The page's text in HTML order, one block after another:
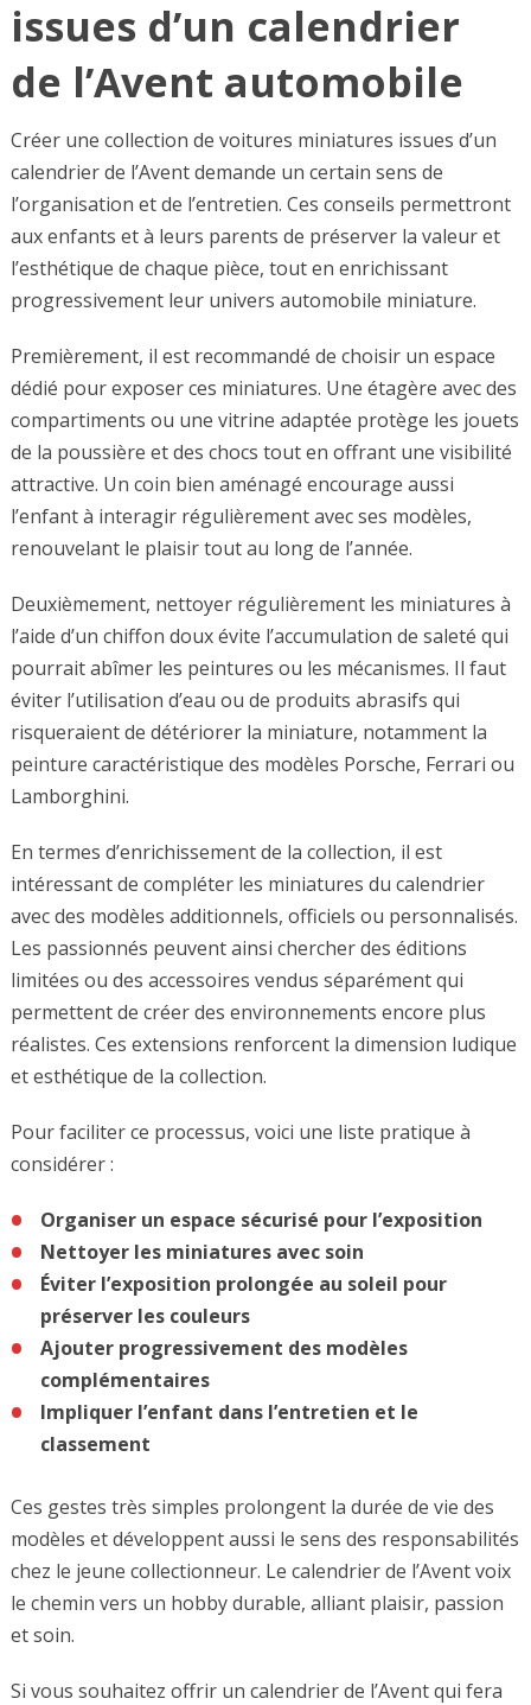
issues d’un calendrier
de l’Avent automobile
Créer une collection de voitures miniatures issues d’un
calendrier de l’Avent demande un certain sens de
l’organisation et de l’entretien. Ces conseils permettront
aux enfants et à leurs parents de préserver la valeur et
l’esthétique de chaque pièce, tout en enrichissant
progressivement leur univers automobile miniature.
Premièrement, il est recommandé de choisir un espace
dédié pour exposer ces miniatures. Une étagère avec des
compartiments ou une vitrine adaptée protège les jouets
de la poussière et des chocs tout en offrant une visibilité
attractive. Un coin bien aménagé encourage aussi
l’enfant à interagir régulièrement avec ses modèles,
renouvelant le plaisir tout au long de l’année.
Deuxièmement, nettoyer régulièrement les miniatures à
l’aide d’un chiffon doux évite l’accumulation de saleté qui
pourrait abîmer les peintures ou les mécanismes. Il faut
éviter l’utilisation d’eau ou de produits abrasifs qui
risqueraient de détériorer la miniature, notamment la
peinture caractéristique des modèles Porsche, Ferrari ou
Lamborghini.
En termes d’enrichissement de la collection, il est
intéressant de compléter les miniatures du calendrier
avec des modèles additionnels, officiels ou personnalisés.
Les passionnés peuvent ainsi chercher des éditions
limitées ou des accessoires vendus séparément qui
permettent de créer des environnements encore plus
réalistes. Ces extensions renforcent la dimension ludique
et esthétique de la collection.
Pour faciliter ce processus, voici une liste pratique à
considérer :
Organiser un espace sécurisé pour l’exposition
Nettoyer les miniatures avec soin
Éviter l’exposition prolongée au soleil pour
préserver les couleurs
Ajouter progressivement des modèles
complémentaires
Impliquer l’enfant dans l’entretien et le
classement
Ces gestes très simples prolongent la durée de vie des
modèles et développent aussi le sens des responsabilités
chez le jeune collectionneur. Le calendrier de l’Avent voix
le chemin vers un hobby durable, alliant plaisir, passion
et soin.
Si vous souhaitez offrir un calendrier de l’Avent qui fera